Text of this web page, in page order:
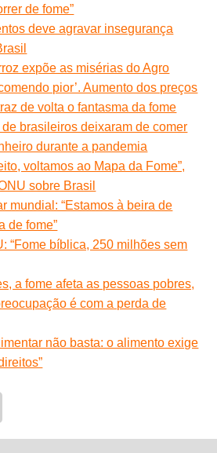
de fome”
deve agravar insegurança
expõe as misérias do Agro
pior’. Aumento dos preços
de volta o fantasma da fome
brasileiros deixaram de comer
durante a pandemia
voltamos ao Mapa da Fome”,
sobre Brasil
mundial: “Estamos à beira de
de fome”
“Fome bíblica, 250 milhões sem
a fome afeta as pessoas pobres,
é com a perda de
não basta: o alimento exige